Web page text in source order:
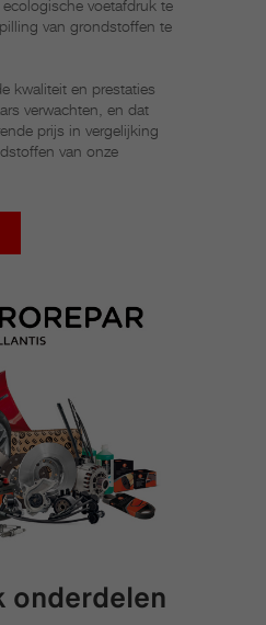
voetafdruk te
van grondstoffen te
kwaliteit en prestaties
verwachten, en dat
prijs in vergelijking
van onze